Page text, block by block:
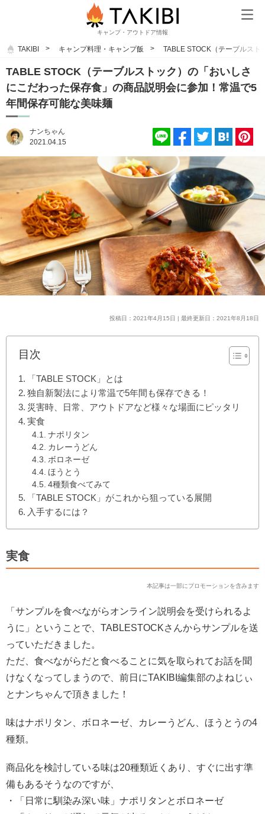
キャンプ・アウトドア情報
TAKIBI キャンプ料理・キャンプ飯 TABLE STOCK（テーブルス
TABLE STOCK（テーブルストック）の「おいしさ
にこだわった保存食」の商品説明会に参加！常温で5
年間保存可能な美味麺
ナンちゃん
2021.04.15
投稿日：2021年4月15日 | 最終更新日：2021年8月18日
目次
「TABLE STOCK」とは
独自新製法により常温で5年間も保存できる！
災害時、日常、アウトドアなど様々な場面にピッタリ
実食
ナポリタン
カレーうどん
ボロネーゼ
ほうとう
4種類食べてみて
「TABLE STOCK」がこれから狙っている展開
入手するには？
実食
本記事は一部にプロモーションを含みます
「サンプルを食べながらオンライン説明会を受けられるよ
うに」ということで、TABLESTOCKさんからサンプルを送
っていただきました。
ただ、食べながらだと食べることに気を取られてお話を聞
けなくなってしまうので、前日にTAKIBI編集部のよねじぃ
とナンちゃんで頂きました！
味はナポリタン、ボロネーゼ、カレーうどん、ほうとうの4
種類。
商品化を検討している味は20種類近くあり、すぐに出す準
備もあるそうなのですが、
・「日常に馴染み深い味」ナポリタンとボロネーゼ